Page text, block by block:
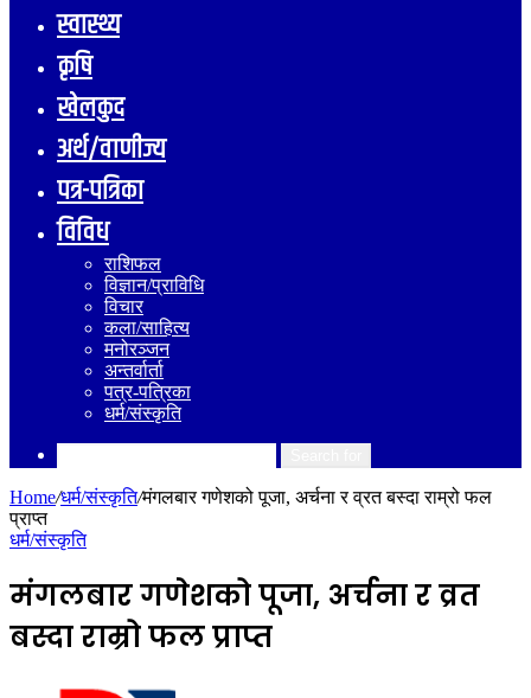
स्वास्थ्य
कृषि
खेलकुद
अर्थ/वाणीज्य
पत्र-पत्रिका
विविध
राशिफल
विज्ञान/प्राविधि
विचार
कला/साहित्य
मनोरञ्जन
अन्तर्वार्ता
पत्र-पत्रिका
धर्म/संस्कृति
Home/धर्म/संस्कृति/मंगलबार गणेशको पूजा, अर्चना र व्रत बस्दा राम्रो फल
प्राप्त
धर्म/संस्कृति
मंगलबार गणेशको पूजा, अर्चना र व्रत
बस्दा राम्रो फल प्राप्त